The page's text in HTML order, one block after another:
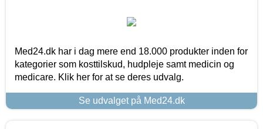
Med24.dk har i dag mere end 18.000 produkter inden for
kategorier som kosttilskud, hudpleje samt medicin og
medicare. Klik her for at se deres udvalg.
Se udvalget på Med24.dk